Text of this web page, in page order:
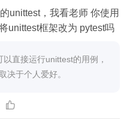
unittest，我看老师 你使用
unittest框架改为 pytest吗
直接运行unittest的用例，
决于个人爱好。
